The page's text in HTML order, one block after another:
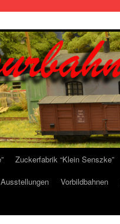
Zuckerfabrik “Klein Senszke”
Ausstellungen Vorbildbahnen